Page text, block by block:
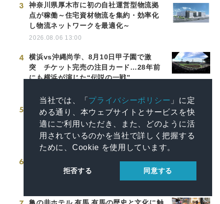
当社では、「 プライバシーポリシー 」に定
める通り、本ウェブサイトとサービスを快
適にご利用いただき、また、どのように活
用されているのかを当社で詳しく把握する
ために、Cookie を使用しています。
拒否する 同意する
3
神奈川県厚木市に初の自社運営型物流拠
点が稼働～住宅資材物流を集約・効率化
し物流ネットワークを最適化～
2026.08.06 13:00
4
横浜vs沖縄尚学、8月10日甲子園で激
突 チケット完売の注目カード…28年前
にも横浜が演じた“伝説の一戦”
5
千葉市内にリチウムイオン電池などの小
型充電式電池回収ボックスを新たに15カ
所設置
2026.08.05 16:00
6
中国と米国の経済界が関係を強化し、サ
プライチェーン協力の新たな機会を模索